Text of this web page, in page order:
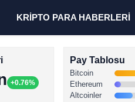
KRİPTO PARA HABERLERİ
+0.76%
Pay Tablosu
Bitcoin
Ethereum
Altcoinler